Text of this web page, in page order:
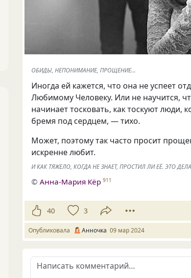
ОБИДЫ, НЕПОНИМАНИЕ, ПРОЩЕНИЕ...
Иногда ей кажется, что она не успеет
Любимому Человеку. Или не научится,
начинает тосковать, как тоскуют люди,
бремя под сердцем, — тихо.
Может, поэтому так часто просит
искренне любит.
И КАК ТЯЖЕЛО, КОГДА НЕ ЗНАЕТ, ПРОСТИЛ ЛИ ЕЁ. ЭТО
©Анна-Мария Кёр 911
40 3
Опубликовала Анночка 09 мар 2024